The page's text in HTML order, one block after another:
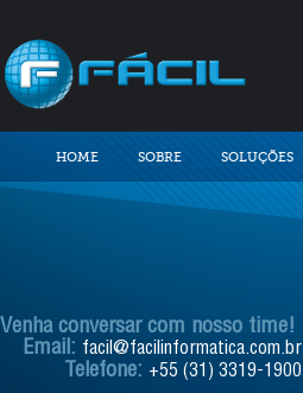
HOME SOBRE SOLUÇÕES
Venha conversar com nosso time!
Email: facil@facilinformatica.com.br
Telefone: +55 (31) 3319-1900